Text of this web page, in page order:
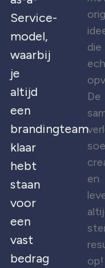
Service-
model,
waarbij
je
altijd
een
brandingteam
klaar
hebt
staan
voor
een
vast
bedrag
die
De
en
op!